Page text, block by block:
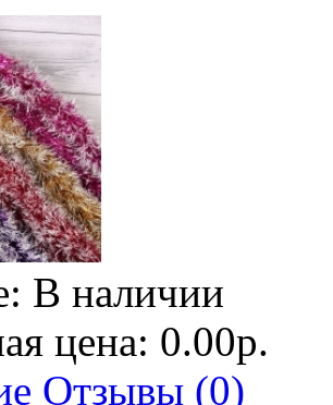
В наличии
цена: 0.00р.
Отзывы (0)